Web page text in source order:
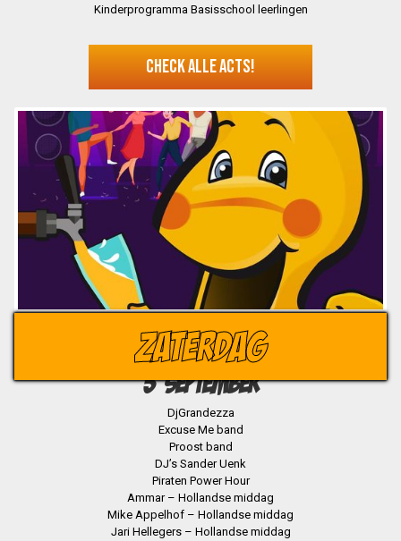
Kinderprogramma Basisschool leerlingen
CHECK ALLE ACTS!
ZATERDAG
5 SEPTEMBER
DjGrandezza
Excuse Me band
Proost band
DJ’s Sander Uenk
Piraten Power Hour
Ammar – Hollandse middag
Mike Appelhof – Hollandse middag
Jari Hellegers – Hollandse middag